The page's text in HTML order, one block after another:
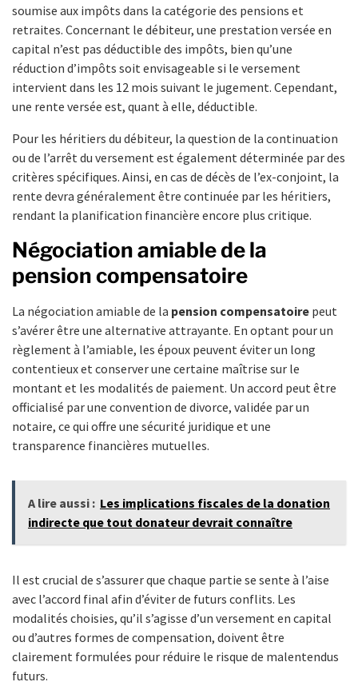
soumise aux impôts dans la catégorie des pensions et
retraites. Concernant le débiteur, une prestation versée en
capital n’est pas déductible des impôts, bien qu’une
réduction d’impôts soit envisageable si le versement
intervient dans les 12 mois suivant le jugement. Cependant,
une rente versée est, quant à elle, déductible.
Pour les héritiers du débiteur, la question de la continuation
ou de l’arrêt du versement est également déterminée par des
critères spécifiques. Ainsi, en cas de décès de l’ex-conjoint, la
rente devra généralement être continuée par les héritiers,
rendant la planification financière encore plus critique.
Négociation amiable de la
pension compensatoire
La négociation amiable de la pension compensatoire peut
s’avérer être une alternative attrayante. En optant pour un
règlement à l’amiable, les époux peuvent éviter un long
contentieux et conserver une certaine maîtrise sur le
montant et les modalités de paiement. Un accord peut être
officialisé par une convention de divorce, validée par un
notaire, ce qui offre une sécurité juridique et une
transparence financières mutuelles.
A lire aussi : Les implications fiscales de la donation
indirecte que tout donateur devrait connaître
Il est crucial de s’assurer que chaque partie se sente à l’aise
avec l’accord final afin d’éviter de futurs conflits. Les
modalités choisies, qu’il s’agisse d’un versement en capital
ou d’autres formes de compensation, doivent être
clairement formulées pour réduire le risque de malentendus
futurs.